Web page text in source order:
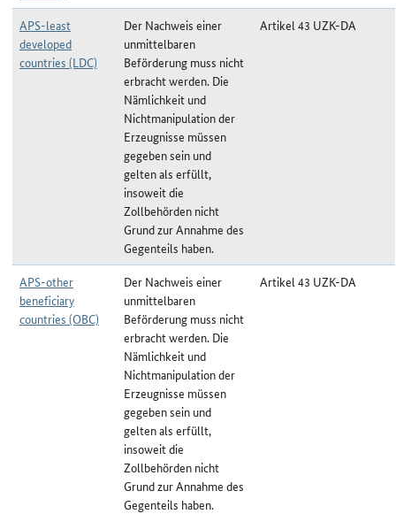
APS-least
developed
countries (LDC)
Der Nachweis einer
unmittelbaren
Beförderung muss nicht
erbracht werden. Die
Nämlichkeit und
Nichtmanipulation der
Erzeugnisse müssen
gegeben sein und
gelten als erfüllt,
insoweit die
Zollbehörden nicht
Grund zur Annahme des
Gegenteils haben.
Artikel 43 UZK-DA
APS-other
beneficiary
countries (OBC)
Der Nachweis einer
unmittelbaren
Beförderung muss nicht
erbracht werden. Die
Nämlichkeit und
Nichtmanipulation der
Erzeugnisse müssen
gegeben sein und
gelten als erfüllt,
insoweit die
Zollbehörden nicht
Grund zur Annahme des
Gegenteils haben.
Artikel 43 UZK-DA